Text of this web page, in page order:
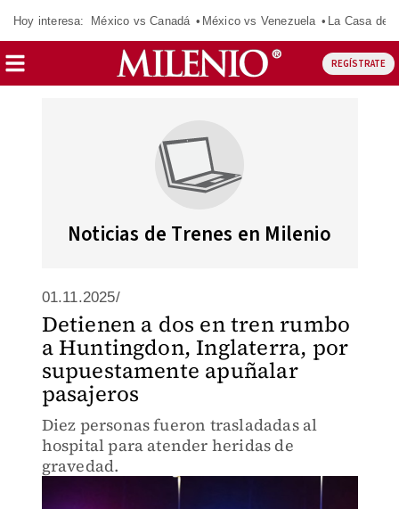
Hoy interesa: México vs Canadá México vs Venezuela La Casa de
REGÍSTRATE
Noticias de Trenes en Milenio
01.11.2025/
Detienen a dos en tren rumbo
a Huntingdon, Inglaterra, por
supuestamente apuñalar
pasajeros
Diez personas fueron trasladadas al
hospital para atender heridas de
gravedad.